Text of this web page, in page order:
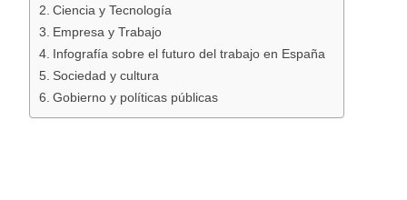
Ciencia y Tecnología
Empresa y Trabajo
Infografía sobre el futuro del trabajo en España
Sociedad y cultura
Gobierno y políticas públicas